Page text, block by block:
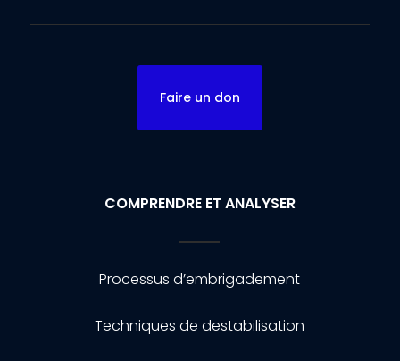
Faire un don
COMPRENDRE ET ANALYSER
Processus d’embrigadement
Techniques de destabilisation